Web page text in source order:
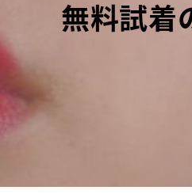
無料試着